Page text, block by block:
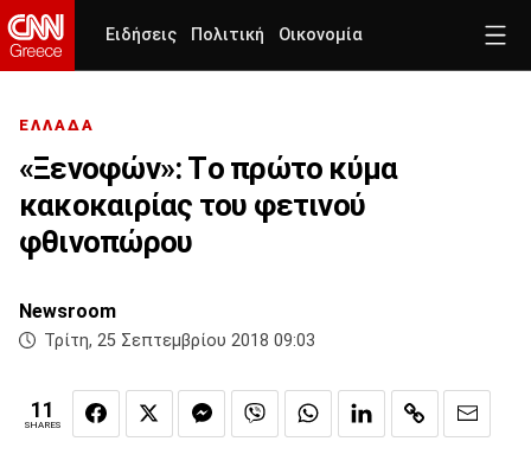
Ειδήσεις Πολιτική Οικονομία
ΕΛΛΑΔΑ
«Ξενοφών»: Tο πρώτο κύμα
κακοκαιρίας του φετινού
φθινοπώρου
Newsroom
Τρίτη, 25 Σεπτεμβρίου 2018 09:03
11
SHARES